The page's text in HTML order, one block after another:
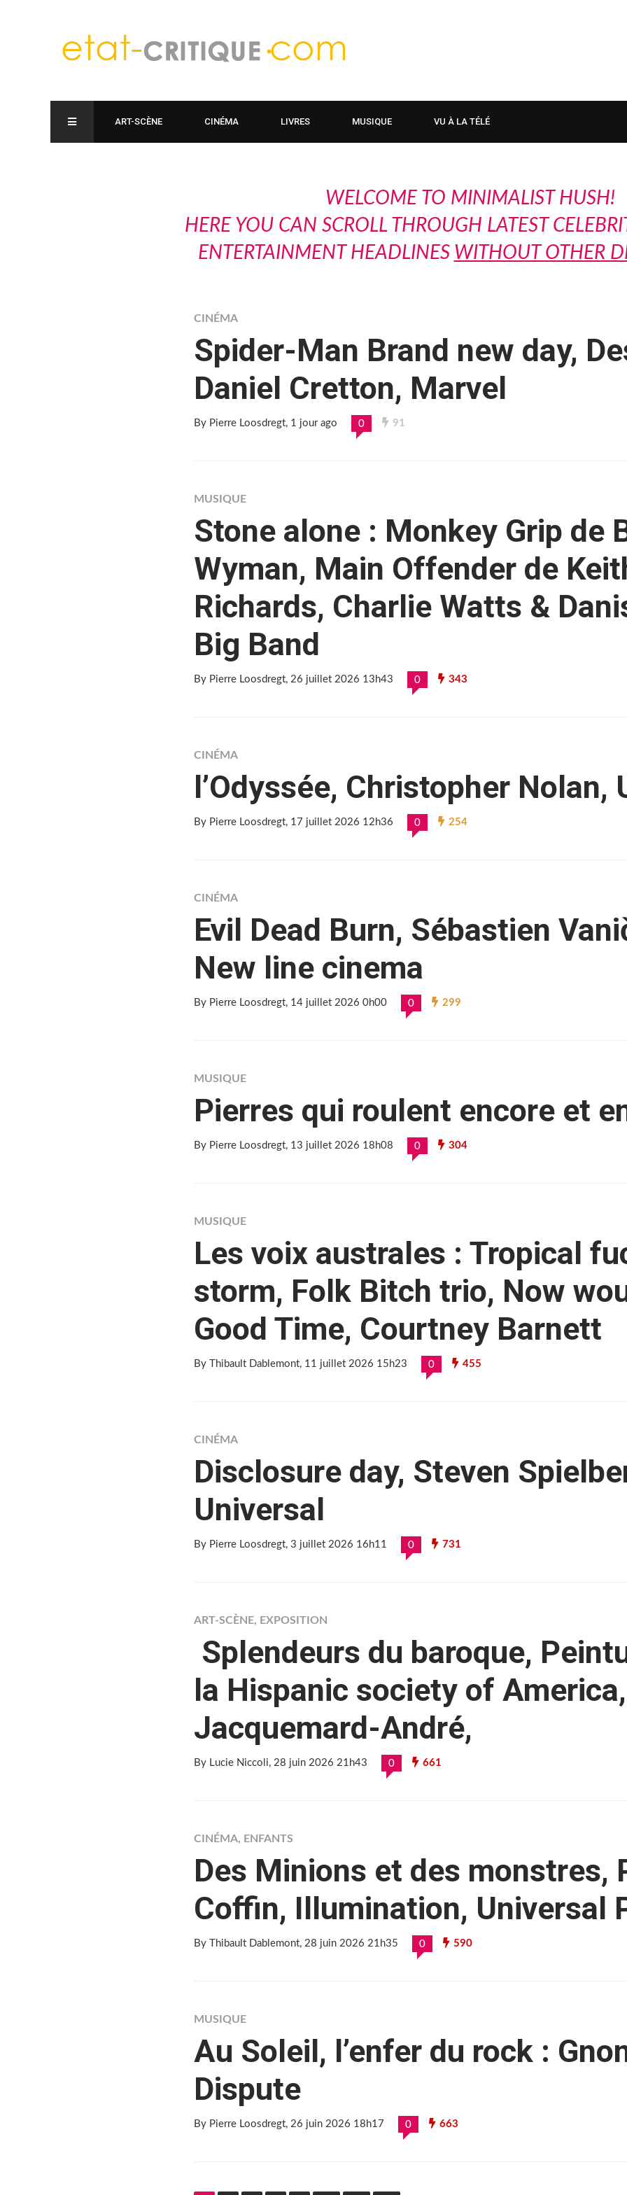
ART-SCÈNE CINÉMA LIVRES MUSIQUE VU À LA TÉLÉ
WELCOME TO MINIMALIST HUSH!
HERE YOU CAN SCROLL THROUGH LATEST
ENTERTAINMENT HEADLINES WITHOUT OTHER
CINÉMA
Spider-Man Brand new day,
Daniel Cretton, Marvel
By Pierre Loosdregt, 1 jour ago 0 91
MUSIQUE
Stone alone : Monkey Grip de
Wyman, Main Offender de
Richards, Charlie Watts &
Big Band
By Pierre Loosdregt, 26 juillet 2026 13h43 0 343
CINÉMA
l’Odyssée, Christopher Nolan,
By Pierre Loosdregt, 17 juillet 2026 12h36 0 254
CINÉMA
Evil Dead Burn, Sébastien
New line cinema
By Pierre Loosdregt, 14 juillet 2026 0h00 0 299
MUSIQUE
Pierres qui roulent encore et
By Pierre Loosdregt, 13 juillet 2026 18h08 0 304
MUSIQUE
Les voix australes : Tropical
storm, Folk Bitch trio, Now
Good Time, Courtney Barnett
By Thibault Dablemont, 11 juillet 2026 15h23 0 455
CINÉMA
Disclosure day, Steven
Universal
By Pierre Loosdregt, 3 juillet 2026 16h11 0 731
ART-SCÈNE, EXPOSITION
Splendeurs du baroque,
la Hispanic society of
Jacquemard-André,
By Lucie Niccoli, 28 juin 2026 21h43 0 661
CINÉMA, ENFANTS
Des Minions et des monstres,
Coffin, Illumination, Universal
By Thibault Dablemont, 28 juin 2026 21h35 0 590
MUSIQUE
Au Soleil, l’enfer du rock :
Dispute
By Pierre Loosdregt, 26 juin 2026 18h17 0 663